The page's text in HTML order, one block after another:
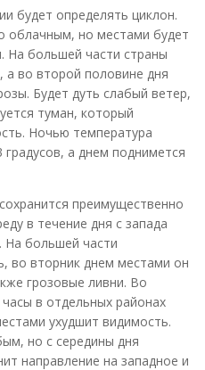
будет определять циклон.
облачным, но местами будет
На большей части страны
во второй половине дня
Будет дуть слабый ветер,
туман, который
Ночью температура
а днем поднимется
преимущественно
в течение дня с запада
На большей части
во вторник днем местами он
грозовые ливни. Во
в отдельных районах
ухудшит видимость.
но с середины дня
направление на западное и